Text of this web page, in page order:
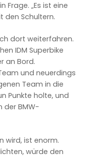
Frage. „Es ist eine
den Schultern.
dort weiterfahren.
IDM Superbike
an Bord.
und neuerdings
Team in die
Punkte holte, und
der BMW-
wird, ist enorm.
würde den